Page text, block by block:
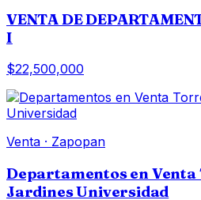
VENTA DE
I
$22,500,000
Venta · Zapopan
Departamentos en
Jardines Universidad